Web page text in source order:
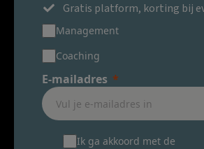
Gratis platform, korting bij
Management
Coaching
E-mailadres
Ik ga akkoord met de